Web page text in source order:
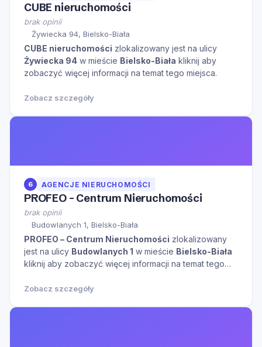
CUBE nieruchomości
brak opinii
Żywiecka 94, Bielsko-Biała
CUBE nieruchomości zlokalizowany jest na ulicy
Żywiecka 94 w mieście Bielsko-Biała kliknij aby
zobaczyć więcej informacji na temat tego miejsca.
Zobacz szczegóły
6 AGENCJE NIERUCHOMOŚCI
PROFEO – Centrum Nieruchomości
brak opinii
Budowlanych 1, Bielsko-Biała
PROFEO – Centrum Nieruchomości zlokalizowany
jest na ulicy Budowlanych 1 w mieście Bielsko-Biała
kliknij aby zobaczyć więcej informacji na temat tego
Zobacz szczegóły